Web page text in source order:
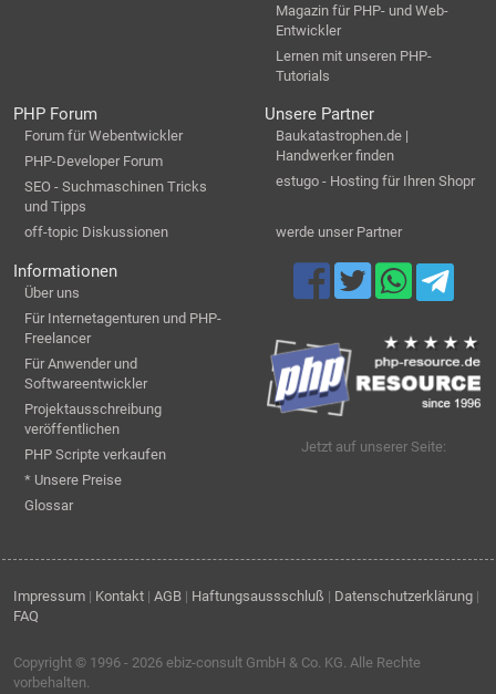
Magazin für PHP- und Web-
Entwickler
Lernen mit unseren PHP-
Tutorials
PHP Forum
Forum für Webentwickler
PHP-Developer Forum
SEO - Suchmaschinen Tricks
und Tipps
off-topic Diskussionen
Unsere Partner
Baukatastrophen.de |
Handwerker finden
estugo - Hosting für Ihren Shopr
werde unser Partner
Informationen
Über uns
Für Internetagenturen und PHP-
Freelancer
Für Anwender und
Softwareentwickler
Projektausschreibung
veröffentlichen
PHP Scripte verkaufen
* Unsere Preise
Glossar
Jetzt auf unserer Seite:
Impressum | Kontakt | AGB | Haftungsaussschluß | Datenschutzerklärung |
FAQ
Copyright © 1996 - 2026 ebiz-consult GmbH & Co. KG. Alle Rechte
vorbehalten.